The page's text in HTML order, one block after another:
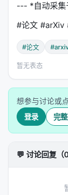
--- *自动采
#论文 #arXiv
#论文
暂无表态
想参与讨论或
登录 完
💬 讨论回复（0